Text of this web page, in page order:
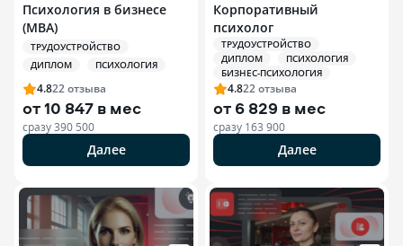
Психология в бизнесе
(MBA)
ТРУДОУСТРОЙСТВО
ДИПЛОМ
ПСИХОЛОГИЯ
4.822отзыва
от10 847 в мес
сразу390 500
Далее
Корпоративный
психолог
ТРУДОУСТРОЙСТВО
ДИПЛОМ
ПСИХОЛОГИЯ
БИЗНЕС-ПСИХОЛОГИЯ
4.822отзыва
от 6 829 в мес
сразу 163 900
Далее